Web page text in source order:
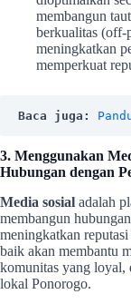
membangun
berkualitas (off-
meningkatkan
memperkuat
Baca juga:
3. Menggunakan
Hubungan dengan
Media sosial adalah
membangun
meningkatkan
baik akan membantu
komunitas yang loyal,
lokal Ponorogo.